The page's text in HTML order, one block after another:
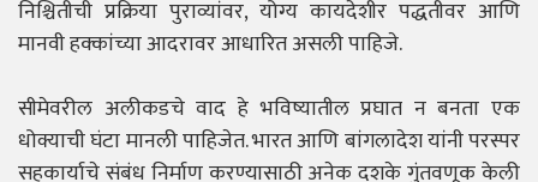
निश्चितीची प्रक्रिया पुराव्यांवर, योग्य कायदेशीर पद्धतीवर आणि
मानवी हक्कांच्या आदरावर आधारित असली पाहिजे.
सीमेवरील अलीकडचे वाद हे भविष्यातील प्रघात न बनता एक
धोक्याची घंटा मानली पाहिजेत. भारत आणि बांगलादेश यांनी परस्पर
सहकार्याचे संबंध निर्माण करण्यासाठी अनेक दशके गुंतवणूक केली